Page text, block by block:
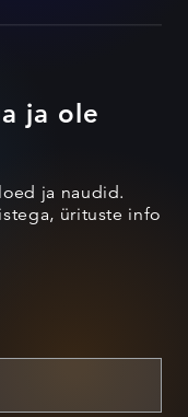
ja ole
ja naudid.
ürituste info